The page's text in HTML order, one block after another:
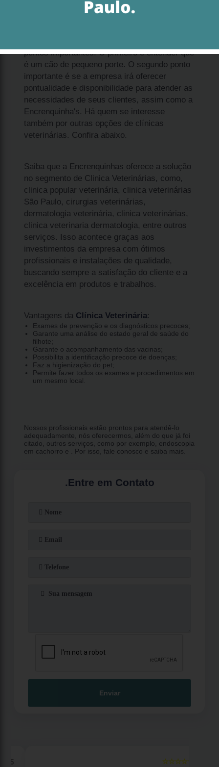
pontos importantes. O primeiro é entender que
é um cão de pequeno porte. O segundo ponto
importante é se a empresa irá oferecer
pontualidade e disponibilidade para atender as
necessidades de seus clientes, assim como a
Encrenquinha's. Há quem se interesse
também por outras opções de clínicas
veterinárias. Confira abaixo.
Saiba que a Encrenquinhas oferece a solução
no segmento de Clinica Veterinárias, como,
clinica popular veterinária, clinica veterinárias
São Paulo, cirurgias veterinárias,
dermatologia veterinária, clinica veterinárias,
clinica veterinaria dermatologia, entre outros
serviços. Isso acontece graças aos
investimentos da empresa com ótimos
profissionais e instalações de qualidade,
buscando sempre a satisfação do cliente e a
excelência em produtos e trabalhos.
Vantagens da Clínica Veterinária:
Exames de prevenção e os diagnósticos precoces;
Garante uma análise do estado geral de saúde do
filhote;
Garante o acompanhamento das vacinas;
Possibilita a identificação precoce de doenças;
Faz a higienização do pet;
Permite fazer todos os exames e procedimentos em
um mesmo local.
Nossos profissionais estão prontos para atendê-lo
adequadamente, nós oferecermos, além do que já foi
citado, outros serviços, como por exemplo, endoscopia
em cachorro e . Por isso, fale conosco e saiba mais.
.Entre em Contato
Enviar
5
☆☆☆☆☆